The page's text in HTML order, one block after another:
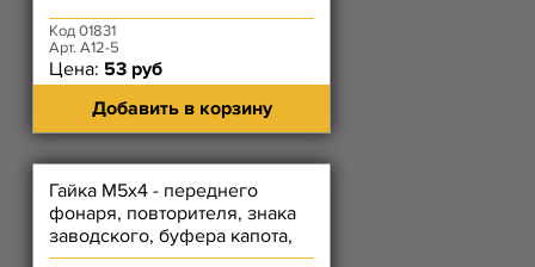
Код 01831
Арт. А12-5
Цена: 53 руб
Добавить в корзину
Гайка М5х4 - переднего
фонаря, повторителя, знака
заводского, буфера капота,
тяги акселератора